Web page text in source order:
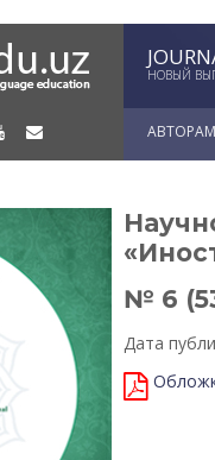
НОВЫЙ
АВТОРАМ
№ 6
Дата